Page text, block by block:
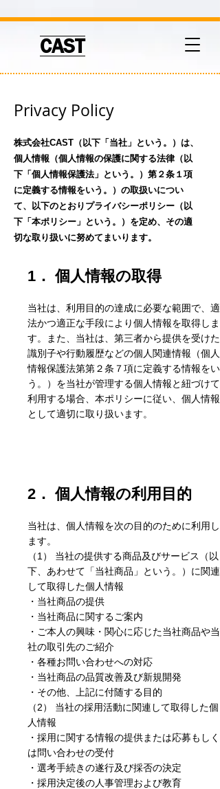
CAST
Privacy Policy
株式会社CAST（以下「当社」という。）は、
個人情報（個人情報の保護に関する法律（以
下「個人情報保護法」という。）第２条１項
に定義する情報をいう。）の取扱いについ
て、以下のとおりプライバシーポリシー（以
下「本ポリシー」という。）を定め、その適
切な取り扱いに努めてまいります。
1． 個人情報の取得
当社は、利用目的の達成に必要な範囲で、適
法かつ適正な手段により個人情報を取得しま
す。また、当社は、第三者から提供を受けた
識別子や行動履歴などの個人関連情報（個人
情報保護法第第２条７項に定義する情報をい
う。）を当社が管理する個人情報と紐づけて
利用する場合、本ポリシーに従い、個人情報
として適切に取り扱います。
2． 個人情報の利用目的
当社は、個人情報を次の目的のために利用し
ます。
（1） 当社の提供する商品及びサービス（以
下、あわせて「当社商品」という。）に関連
して取得した個人情報
・当社商品の提供
・当社商品に関するご案内
・ご本人の興味・関心に応じた当社商品や当
社の取引先のご紹介
・各種お問い合わせへの対応
・当社商品の品質改善及び新規開発
・その他、上記に付随する目的
（2） 当社の採用活動に関連して取得した個
人情報
・採用に関する情報の提供または応募もしく
は問い合わせの受付
・選考手続きの遂行及び採否の決定
・採用決定後の人事管理および教育